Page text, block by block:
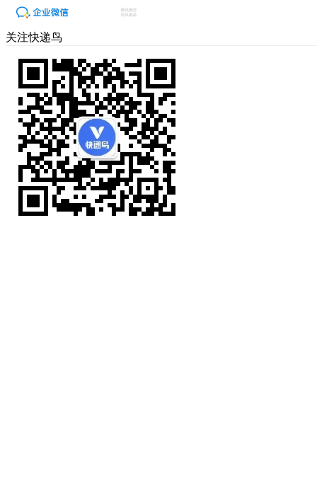
关注快递鸟